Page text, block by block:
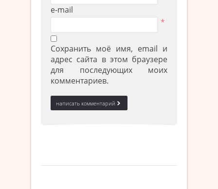
e-mail
*
Сохранить моё имя, email и
адрес сайта в этом браузере
для последующих моих
комментариев.